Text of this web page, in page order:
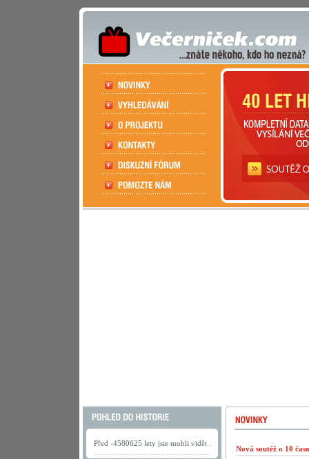
Před -4580625 lety jste mohli vidět .
Nová soutěž o 10